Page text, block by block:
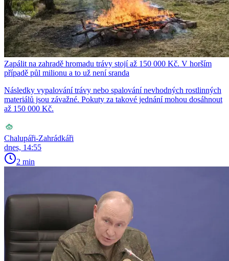
Zapálit na zahradě hromadu trávy stojí až 150 000 Kč. V horším
případě půl milionu a to už není sranda
Následky vypalování trávy nebo spalování nevhodných rostlinných
materiálů jsou závažné. Pokuty za takové jednání mohou dosáhnout
až 150 000 Kč.
Chalupáři-Zahrádkáři
dnes, 14:55
2 min